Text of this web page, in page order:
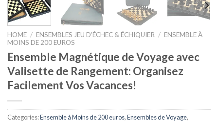
HOME / ENSEMBLES JEU D’ÉCHEC & ÉCHIQUIER / ENSEMBLE À
MOINS DE 200 EUROS
Ensemble Magnétique de Voyage avec
Valisette de Rangement: Organisez
Facilement Vos Vacances!
Categories:Ensemble à Moins de 200 euros,Ensembles de Voyage,